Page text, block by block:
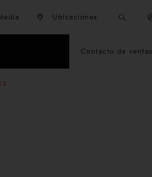
Ubicaciones
Contacto de ventas